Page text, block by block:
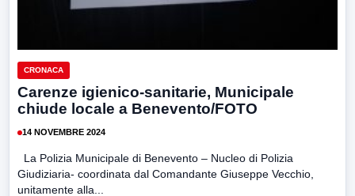
CRONACA
Carenze igienico-sanitarie, Municipale
chiude locale a Benevento/FOTO
14 NOVEMBRE 2024
La Polizia Municipale di Benevento – Nucleo di Polizia
Giudiziaria- coordinata dal Comandante Giuseppe Vecchio,
unitamente alla...